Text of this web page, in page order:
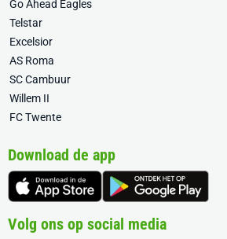
Go Ahead Eagles
Telstar
Excelsior
AS Roma
SC Cambuur
Willem II
FC Twente
Download de app
Volg ons op social media